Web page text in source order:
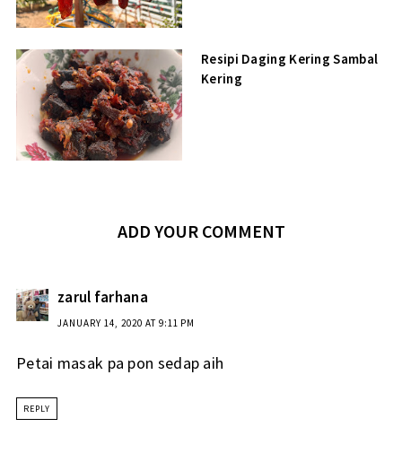
Resipi Daging Kering Sambal
Kering
ADD YOUR COMMENT
zarul farhana
JANUARY 14, 2020 AT 9:11 PM
Petai masak pa pon sedap aih
REPLY